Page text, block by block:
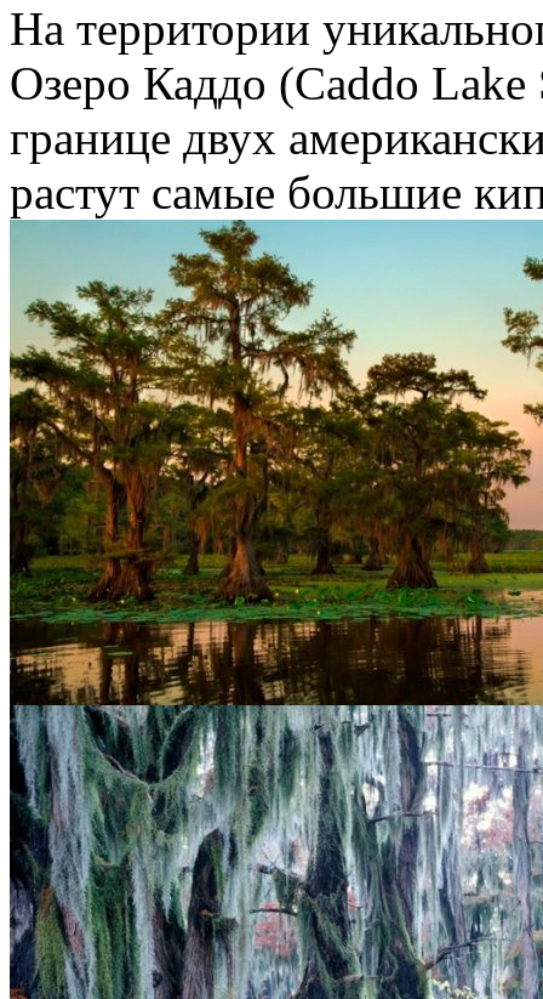
На территории
Озеро Каддо (Caddo Lake
границе двух
растут самые большие